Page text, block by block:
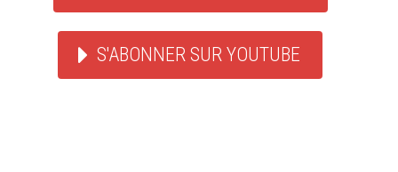
S'ABONNER SUR YOUTUBE